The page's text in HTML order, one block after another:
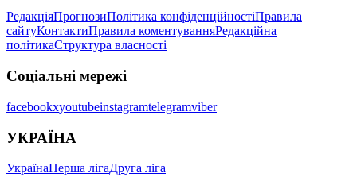
РедакціяПрогнозиПолітика конфіденційностіПравила
сайтуКонтактиПравила коментуванняРедакційна
політикаСтруктура власності
Соціальні мережі
facebookxyoutubeinstagramtelegramviber
УКРАЇНА
УкраїнаПерша лігаДруга ліга